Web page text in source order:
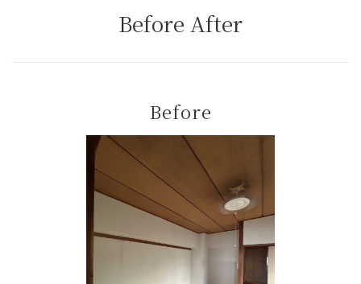
Before After
Before